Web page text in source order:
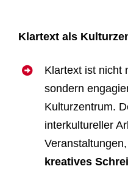
Klartext als
Klartext ist nicht
sondern
Kulturzentrum.
interkultureller
kreatives